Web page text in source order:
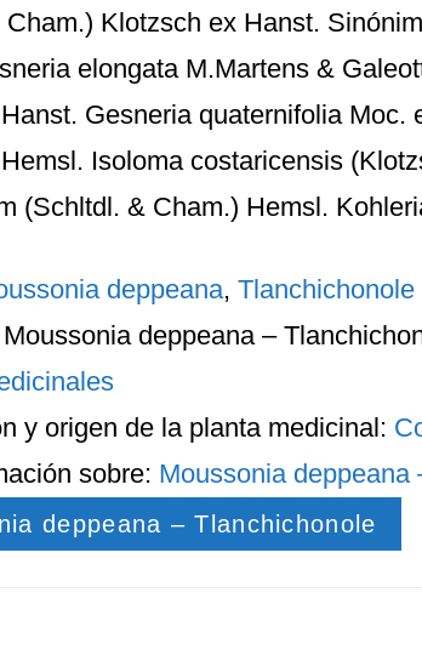
Klotzsch ex Hanst.
elongata M.Martens &
Gesneria quaternifolia
Isoloma costaricensis
(Schltdl. & Cham.) Hemsl.
deppeana, Tlanchichonole
Moussonia deppeana –
y origen de la planta medicinal:
sobre: Moussonia deppeana
deppeana – Tlanchichonole